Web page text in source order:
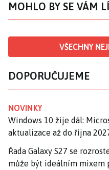
MOHLO BY SE VÁM
VŠECHNY
DOPORUČUJEME
NOVINKY
Windows 10 žije dál:
aktualizace až do října
Řada Galaxy S27 se
může být ideálním mixem